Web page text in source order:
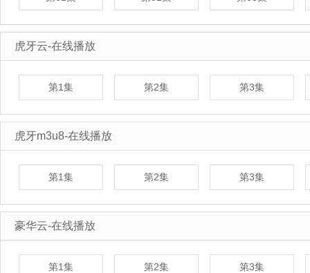
虎牙云-在线播放
第1集 第2集 第3集
虎牙m3u8-在线播放
第1集 第2集 第3集
豪华云-在线播放
第1集 第2集 第3集